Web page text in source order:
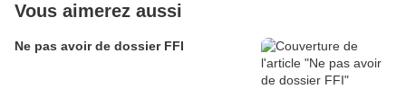
Vous aimerez aussi
Ne pas avoir de dossier FFI